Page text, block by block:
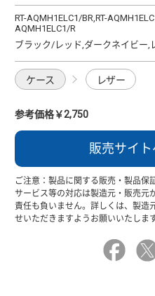
RT-AQMH1ELC1/BR,RT-
AQMH1ELC1/R
ブラック/レッド,ダークネイビー,
ケース レザー
参考価格￥2,750
販売サイト
ご注意：製品に関する販売・製品保
サービス等の対応は製造元・販売元
責任も負いません。詳しくは、製造
せいただきますようお願いいたします